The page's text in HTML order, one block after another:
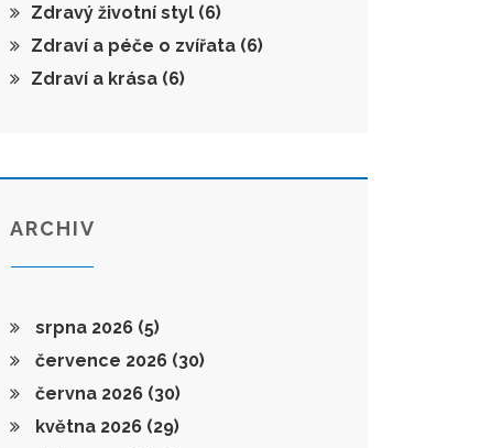
Zdravý životní styl (6)
Zdraví a péče o zvířata (6)
Zdraví a krása (6)
ARCHIV
srpna 2026 (5)
července 2026 (30)
června 2026 (30)
května 2026 (29)